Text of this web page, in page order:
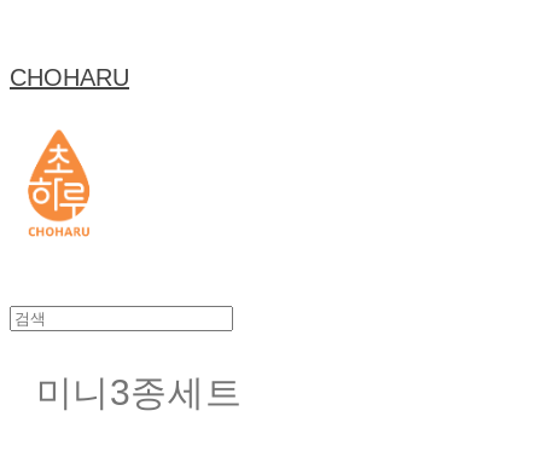
CHOHARU
미니3종세트